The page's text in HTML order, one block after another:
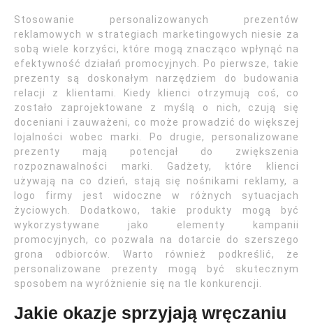
Stosowanie personalizowanych prezentów
reklamowych w strategiach marketingowych niesie za
sobą wiele korzyści, które mogą znacząco wpłynąć na
efektywność działań promocyjnych. Po pierwsze, takie
prezenty są doskonałym narzędziem do budowania
relacji z klientami. Kiedy klienci otrzymują coś, co
zostało zaprojektowane z myślą o nich, czują się
doceniani i zauważeni, co może prowadzić do większej
lojalności wobec marki. Po drugie, personalizowane
prezenty mają potencjał do zwiększenia
rozpoznawalności marki. Gadżety, które klienci
używają na co dzień, stają się nośnikami reklamy, a
logo firmy jest widoczne w różnych sytuacjach
życiowych. Dodatkowo, takie produkty mogą być
wykorzystywane jako elementy kampanii
promocyjnych, co pozwala na dotarcie do szerszego
grona odbiorców. Warto również podkreślić, że
personalizowane prezenty mogą być skutecznym
sposobem na wyróżnienie się na tle konkurencji.
Jakie okazje sprzyjają wręczaniu